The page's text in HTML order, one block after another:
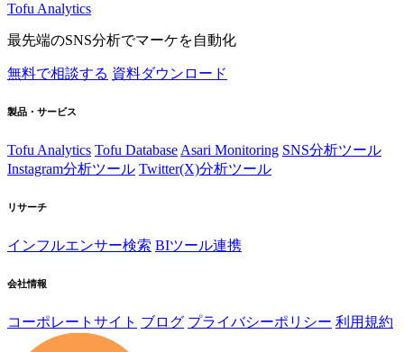
Tofu Analytics
最先端のSNS分析でマーケを自動化
無料で相談する 資料ダウンロード
製品・サービス
Tofu Analytics Tofu Database Asari Monitoring SNS分析ツール
Instagram分析ツール Twitter(X)分析ツール
リサーチ
インフルエンサー検索 BIツール連携
会社情報
コーポレートサイト ブログ プライバシーポリシー 利用規約